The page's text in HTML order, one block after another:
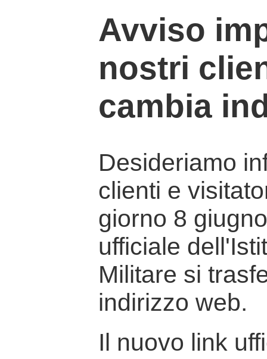
Avviso
nostri
cambia
Desideriamo
clienti e
giorno 8
ufficiale
Militare si
indirizzo web.
Il nuovo link